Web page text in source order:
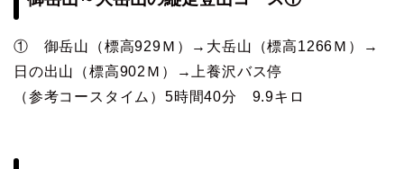
① 御岳山（標高929Ｍ）→大岳山（標高1266Ｍ）→
日の出山（標高902Ｍ）→上養沢バス停
（参考コースタイム）5時間40分 9.9キロ